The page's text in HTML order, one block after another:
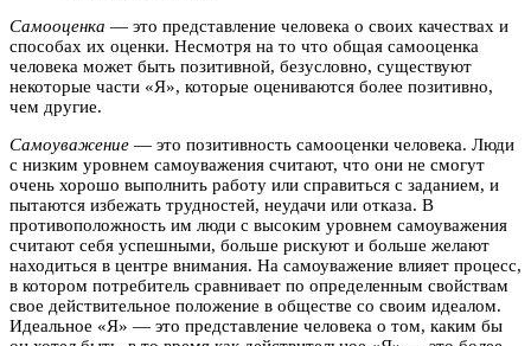
Самооценка — это представление человека о своих качествах и
способах их оценки. Несмотря на то что общая самооценка
человека может быть позитивной, безусловно, существуют
некоторые части «Я», которые оцениваются более позитивно,
чем другие.
Самоуважение — это позитивность самооценки человека. Люди
с низким уровнем самоуважения считают, что они не смогут
очень хорошо выполнить работу или справиться с заданием, и
пытаются избежать трудностей, неудачи или отказа. В
противоположность им люди с высоким уровнем самоуважения
считают себя успешными, больше рискуют и больше желают
находиться в центре внимания. На самоуважение влияет процесс,
в котором потребитель сравнивает по определенным свойствам
свое действительное положение в обществе со своим идеалом.
Идеальное «Я» — это представление человека о том, каким бы